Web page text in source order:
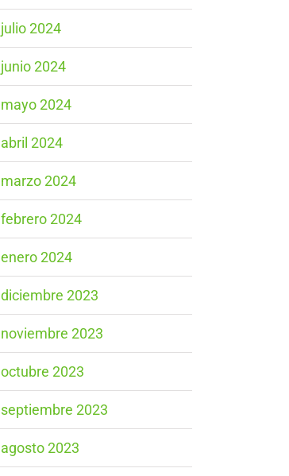
julio 2024
junio 2024
mayo 2024
abril 2024
marzo 2024
febrero 2024
enero 2024
diciembre 2023
noviembre 2023
octubre 2023
septiembre 2023
agosto 2023